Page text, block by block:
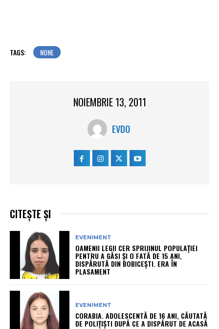
TAGS: NONE
NOIEMBRIE 13, 2011
EVDO
CITEȘTE ȘI
EVENIMENT
OAMENII LEGII CER SPRIJINUL POPULAȚIEI
PENTRU A GĂSI ȘI O FATĂ DE 15 ANI,
DISPĂRUTĂ DIN BOBICEȘTI. ERA ÎN
PLASAMENT
EVENIMENT
CORABIA. ADOLESCENTĂ DE 16 ANI, CĂUTATĂ
DE POLIȚIȘTI DUPĂ CE A DISPĂRUT DE ACASĂ